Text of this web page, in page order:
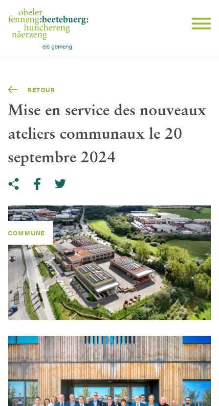
RETOUR
Mise en service des nouveaux
ateliers communaux le 20
septembre 2024
Share on facebook
COMMUNE